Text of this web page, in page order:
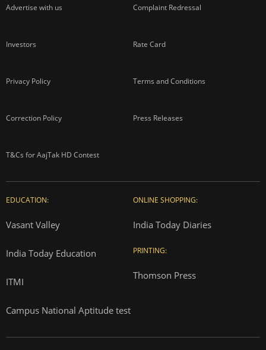
Advertise with us Complaint Redressal
Investors Rate Card
Privacy Policy Terms and Conditions
Correction Policy Press Releases
T&Cs for AajTak HD Contest
EDUCATION:
Vasant Valley
India Today Education
ITMI
Campus National Aptitude test
ONLINE SHOPPING:
India Today Diaries
PRINTING:
Thomson Press